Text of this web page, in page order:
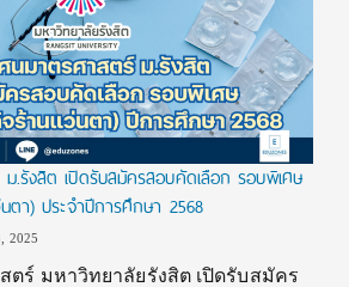
รังสิต เปิดรับสมัครสอบคัดเลือก รอบพิเศษ
ตา) ประจำปีการศึกษา 2568
2025
ร์ มหาวิทยาลัยรังสิต เปิดรับสมัคร